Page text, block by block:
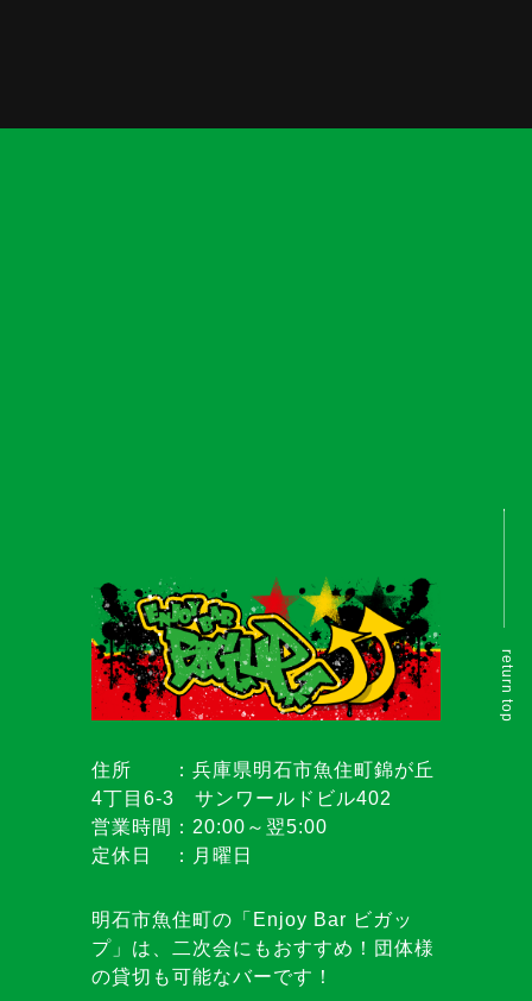
return top
住所 ：兵庫県明石市魚住町錦が丘
4丁目6-3 サンワールドビル402
営業時間：20:00～翌5:00
定休日 ：月曜日
明石市魚住町の「Enjoy Bar ビガッ
プ」は、二次会にもおすすめ！団体様
の貸切も可能なバーです！